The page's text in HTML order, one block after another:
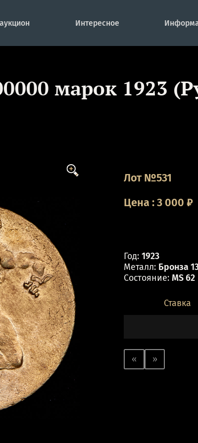
Интересное
марок 1923
Лот №531
Цена:3 000 ₽
Год: 1923
Металл: Бронза
Состояние: MS 62
Ставка
« »